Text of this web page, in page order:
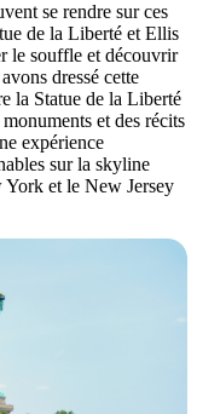
se rendre sur ces
de la Liberté et Ellis
le souffle et découvrir
dressé cette
la Statue de la Liberté
et des récits
expérience
sur la skyline
et le New Jersey